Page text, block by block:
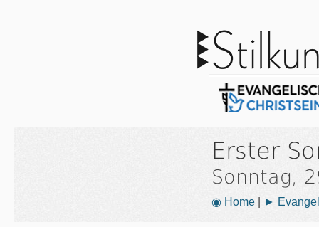
Erster
Sonntag,
◉ Home| ►